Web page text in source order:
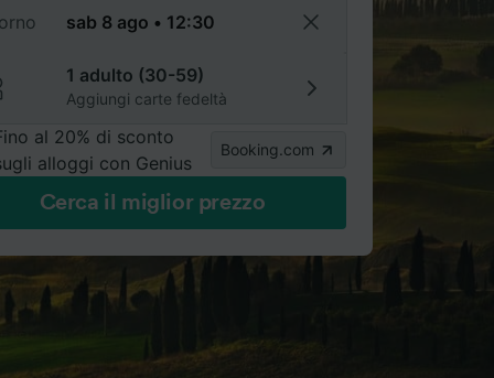
1 adulto (30-59)
Aggiungi carte fedeltà
al 20% di sconto
alloggi con Genius
Booking.com
Cerca il miglior prezzo